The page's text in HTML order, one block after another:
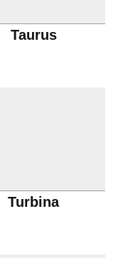
Taurus
Turbina